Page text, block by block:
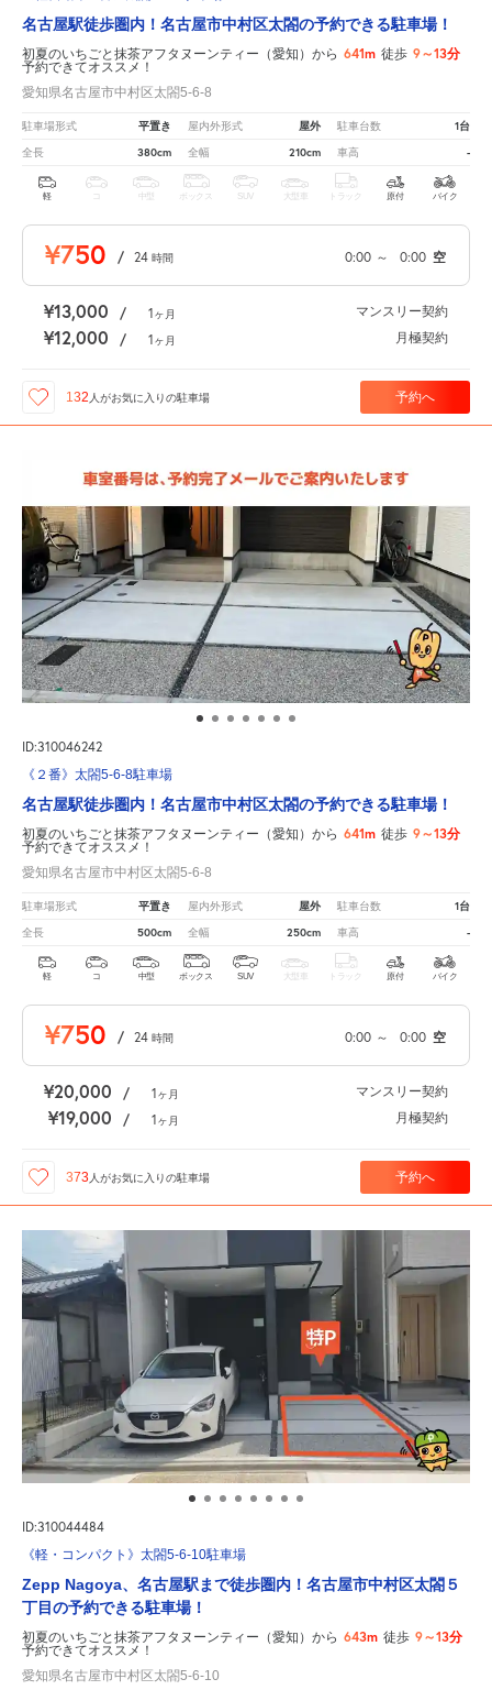
名古屋駅徒歩圏内！名古屋市中村区太閤の予約できる駐車場！
初夏のいちごと抹茶アフタヌーンティー（愛知）から 641m 徒歩 9～13分
予約できてオススメ！
愛知県名古屋市中村区太閤5-6-8
駐車場形式 平置き 屋内外形式 屋外 駐車台数 1台
全長 380cm 全幅 210cm 車高 -
軽 中型 ボックス SUV 大型車 トラック 原付 バイク
¥750 / 24 時間 0:00 ～ 0:00 空
¥13,000 / 1ヶ月 マンスリー契約
¥12,000 / 1ヶ月 月極契約
132 人がお気に入りの駐車場 予約へ
ID:310046242
《２番》太閤5-6-8駐車場
名古屋駅徒歩圏内！名古屋市中村区太閤の予約できる駐車場！
初夏のいちごと抹茶アフタヌーンティー（愛知）から 641m 徒歩 9～13分
予約できてオススメ！
愛知県名古屋市中村区太閤5-6-8
駐車場形式 平置き 屋内外形式 屋外 駐車台数 1台
全長 500cm 全幅 250cm 車高 -
軽 コ 中型 ボックス SUV 大型車 トラック 原付 バイク
¥750 / 24 時間 0:00 ～ 0:00 空
¥20,000 / 1ヶ月 マンスリー契約
¥19,000 / 1ヶ月 月極契約
373 人がお気に入りの駐車場 予約へ
ID:310044484
《軽・コンパクト》太閤5-6-10駐車場
Zepp Nagoya、名古屋駅まで徒歩圏内！名古屋市中村区太閤５
丁目の予約できる駐車場！
初夏のいちごと抹茶アフタヌーンティー（愛知）から 643m 徒歩 9～13分
予約できてオススメ！
愛知県名古屋市中村区太閤5-6-10